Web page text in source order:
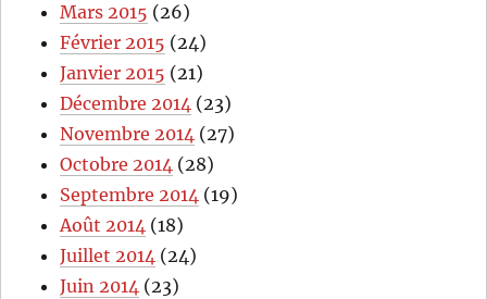
Mars 2015 (26)
Février 2015 (24)
Janvier 2015 (21)
Décembre 2014 (23)
Novembre 2014 (27)
Octobre 2014 (28)
Septembre 2014 (19)
Août 2014 (18)
Juillet 2014 (24)
Juin 2014 (23)